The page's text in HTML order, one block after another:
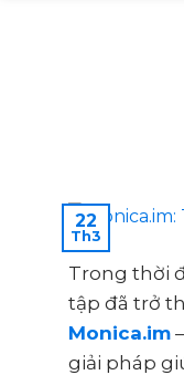
22
Th3
Trong thời
tập đã trở
Monica.im
giải pháp